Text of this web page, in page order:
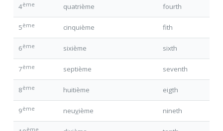
4ème quatrième fourth
5ème cinquième fith
6ème sixième sixth
7ème septième seventh
8ème huitième eigth
9ème neuvième nineth
ème